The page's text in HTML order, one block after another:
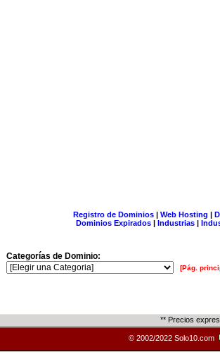
Registro de Dominios| Web Hosting |
Dominios Expirados | Industrias |
Categorías de Dominio:
[Pág.
** Precios
© 2002/2022 Solo10.com